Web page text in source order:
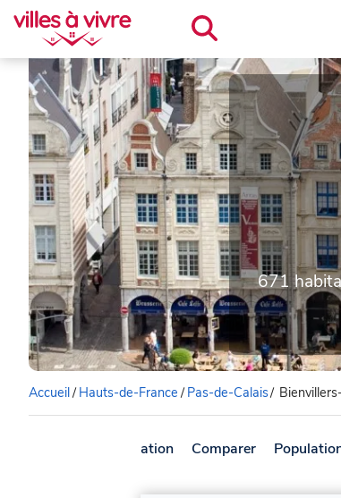
671
Accueil/ Hauts-de-France/ Pas-de-Calais/
Présentation Comparer